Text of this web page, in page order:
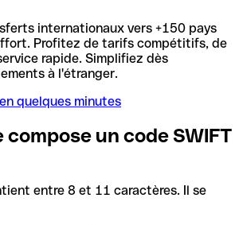
internationaux vers +150 pays
Profitez de tarifs compétitifs, de
rapide. Simplifiez dès
à l'étranger.
quelques minutes
compose un code SWIFT
entre 8 et 11 caractères. Il se